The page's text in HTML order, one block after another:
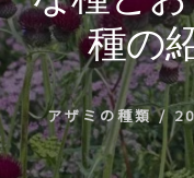
育
て
方
の
紹
介
種の
アザミの種類/